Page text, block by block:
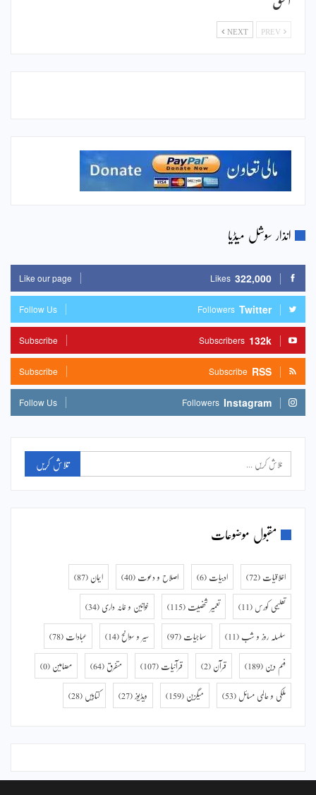
NEXT
انذار سوشل میڈیا
322,000
Likes
Like our page
Twitter
Followers
Follow Us
132k
Subscribers
Subscribe
RSS
Subscribe
Subscribe
Instagram
Followers
Follow Us
مقبول موضوعات
اخلاقیات (72) ادبیات (6) اصلاح و دعوت (40) ایمان (87)
تعلیمی کورس (11) تعمیر شخصیت (115) خواتین و خانہ داری (34)
سلسلہ روز و شب (11) سماجیات (97) سیر و سوانح (14) عبادات (78)
فہم دین (189) قرآن (2) قرآنیات (107) متفرق (64) مضامین (0)
ملکی و عالمی مسائل (53) میگزین (159) ویڈیوز (27) کتابیں (28)